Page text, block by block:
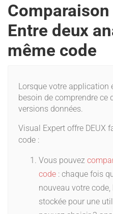
Entre deux
même code
Lorsque votre application
besoin de comprendre ce
versions données.
Visual Expert offre DEUX
code :
Vous pouvez
code : chaque fois
nouveau votre
stockée pour une